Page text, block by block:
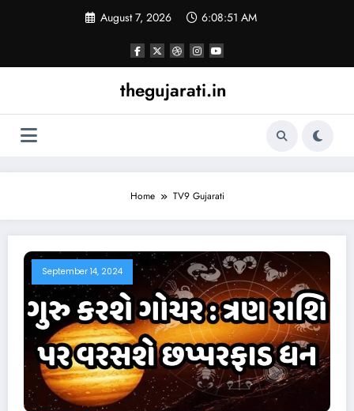
August 7, 2026 6:08:51 AM
thegujarati.in
Home TV9 Gujarati
September 14, 2024